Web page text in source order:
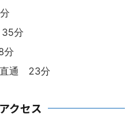
分
分
直通 23分
クセス